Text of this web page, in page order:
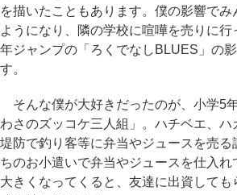
を描いたこともあります。僕の影響で
ようになり、隣の学校に喧嘩を売りに
年ジャンプの「ろくでなしBLUES」の
す。
そんな僕が大好きだったのが、小学5
わさのズッコケ三人組」。ハチベエ、ハ
堤防で釣り客等に弁当やジュースを売る
ちのお小遣いで弁当やジュースを仕入
大きくなってくると、友達に出資して